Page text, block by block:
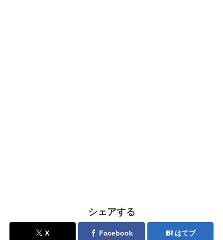
シェアする
X Facebook はてブ